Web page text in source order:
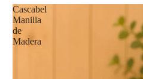
Cascabel
Manilla
de
Madera